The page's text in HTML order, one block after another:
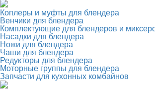
Коплеры и муфты для блендера
Венчики для блендера
Комплектующие для блендеров и
Насадки для блендера
Ножи для блендера
Чаши для блендера
Редукторы для блендера
Моторные группы для блендера
Запчасти для кухонных комбайнов